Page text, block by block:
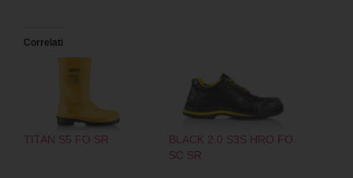
Correlati
TITAN S5 FO SR
BLACK 2.0 S3S HRO FO
SC SR